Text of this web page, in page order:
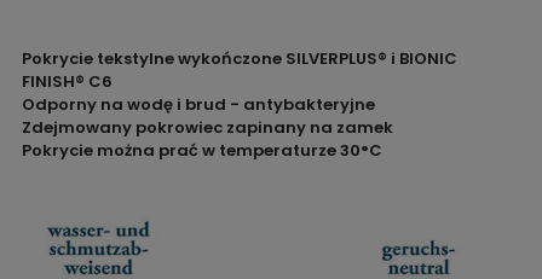
Pokrycie tekstylne wykończone SILVERPLUS® i BIONIC
FINISH® C6
Odporny na wodę i brud - antybakteryjne
Zdejmowany pokrowiec zapinany na zamek
Pokrycie można prać w temperaturze 30°C